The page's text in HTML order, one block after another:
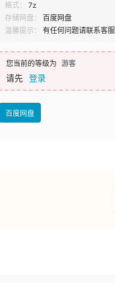
格式： 7z
存储网盘：
百度网盘
温馨提示：
有任何问题请联系客服
您当前的等级为 游客
请先 登录
百度网盘